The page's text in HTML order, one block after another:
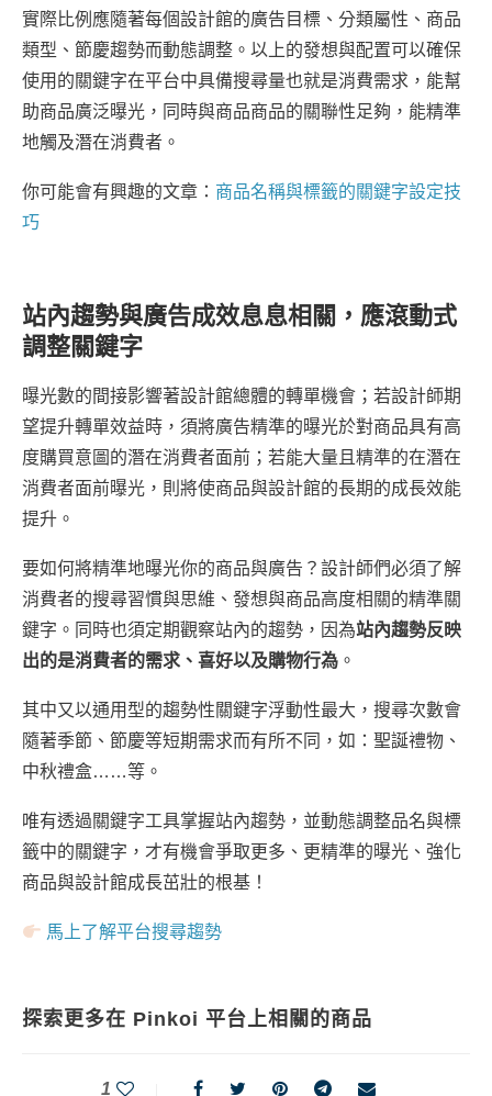
實際比例應隨著每個設計館的廣告目標、分類屬性、商品
類型、節慶趨勢而動態調整。以上的發想與配置可以確保
使用的關鍵字在平台中具備搜尋量也就是消費需求，能幫
助商品廣泛曝光，同時與商品商品的關聯性足夠，能精準
地觸及潛在消費者。
你可能會有興趣的文章： 商品名稱與標籤的關鍵字設定技
巧
站內趨勢與廣告成效息息相關，應滾動式
調整關鍵字
曝光數的間接影響著設計館總體的轉單機會；若設計師期
望提升轉單效益時，須將廣告精準的曝光於對商品具有高
度購買意圖的潛在消費者面前；若能大量且精準的在潛在
消費者面前曝光，則將使商品與設計館的長期的成長效能
提升。
要如何將精準地曝光你的商品與廣告？設計師們必須了解
消費者的搜尋習慣與思維、發想與商品高度相關的精準關
鍵字。同時也須定期觀察站內的趨勢，因為站內趨勢反映
出的是消費者的需求、喜好以及購物行為 。
其中又以通用型的趨勢性關鍵字浮動性最大，搜尋次數會
隨著季節、節慶等短期需求而有所不同，如：聖誕禮物、
中秋禮盒……等。
唯有透過關鍵字工具掌握站內趨勢，並動態調整品名與標
籤中的關鍵字，才有機會爭取更多、更精準的曝光、強化
商品與設計館成長茁壯的根基！
馬上了解平台搜尋趨勢
探索更多在 Pinkoi 平台上相關的商品
1